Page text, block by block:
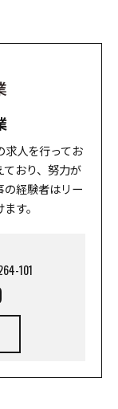
求人を行ってお
おり、努力が
の経験者はリー
す。
101